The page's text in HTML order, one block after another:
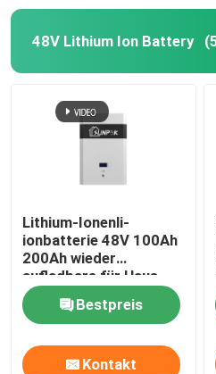
48V Lithium Ion Battery
Lithium-Ionenli-
ionbatterie 48V 100Ah
200Ah wieder
aufladbare für Haus
Bestpreis
Kontakt